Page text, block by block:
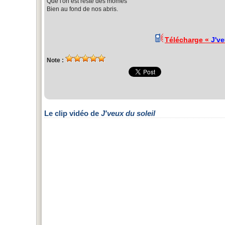
Bien au fond de nos abris.
Télécharge «
Note :
Le clip vidéo de J'veux du soleil